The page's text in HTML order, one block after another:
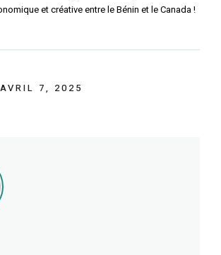
et créative entre le Bénin et le Canada !
7, 2025